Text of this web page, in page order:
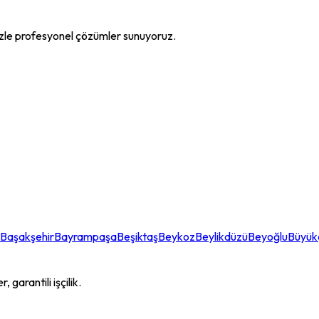
profesyonel çözümler sunuyoruz.
BaşakşehirBayrampaşaBeşiktaşBeykozBeylikdüzüBeyoğlu
garantili işçilik.